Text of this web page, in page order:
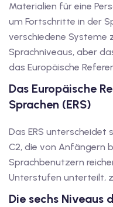
Deutschkurse mit
Deutschkurse mit
Materialien für eine
um Fortschritte in der
verschiedene Systeme
Sprachniveaus, aber
das Europäische
Das Europäische
Sprachen (ERS)
Das ERS unterscheidet
C2, die von Anfängern
Sprachbenutzern
Unterstufen unterteilt,
Die sechs Niveaus